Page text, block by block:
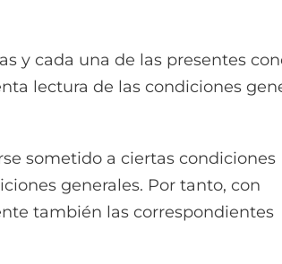
y cada una de las presentes
lectura de las condiciones
sometido a ciertas condiciones
generales. Por tanto, con
también las correspondientes